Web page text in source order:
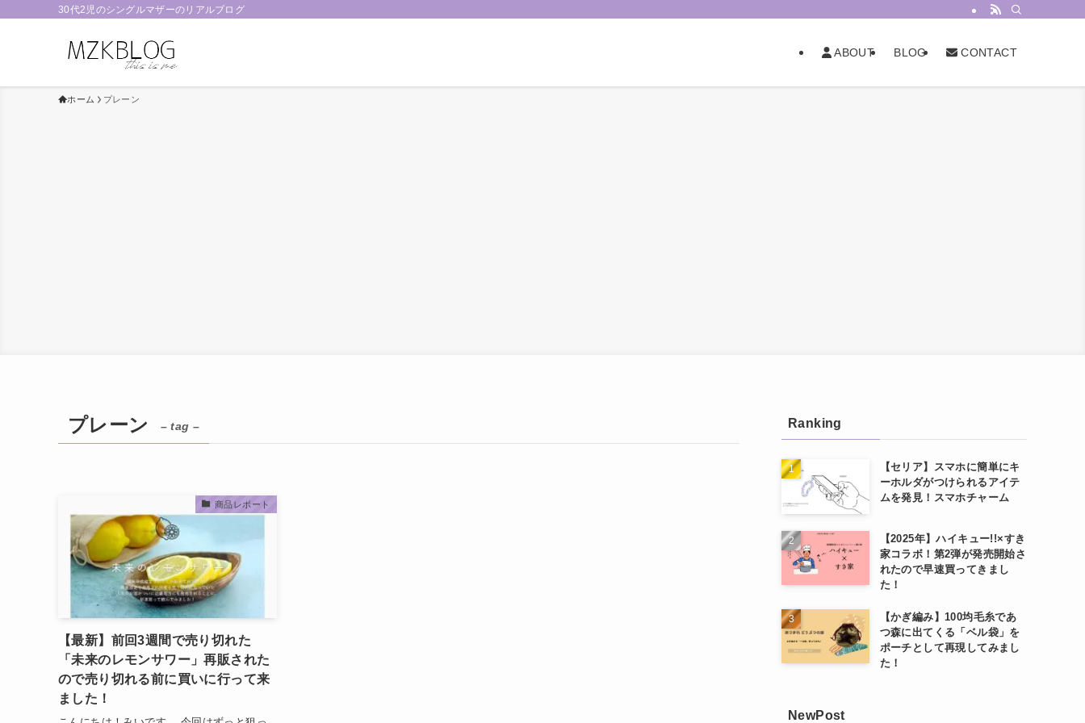
30代2児のシングルマザーのリアルブログ
ABOUT BLOG CONTACT
ホーム プレーン
プレーン – tag –
商品レポート
【最新】前回3週間で売り切れた
「未来のレモンサワー」再販された
ので売り切れる前に買いに行って来
ました！
Ranking
【セリア】スマホに簡単にキ
ーホルダがつけられるアイテ
ムを発見！スマホチャーム
【2025年】ハイキュー!!×すき
家コラボ！第2弾が発売開始さ
れたので早速買ってきまし
た！
【かぎ編み】100均毛糸であ
つ森に出てくる「ベル袋」を
ポーチとして再現してみまし
た！
NewPost